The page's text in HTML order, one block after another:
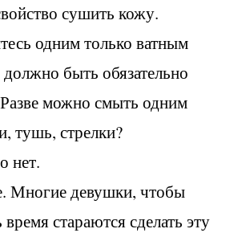
сушить кожу.
одним только ватным
быть обязательно
можно смыть одним
тушь, стрелки?
нет.
Многие девушки, чтобы
стараются сделать эту